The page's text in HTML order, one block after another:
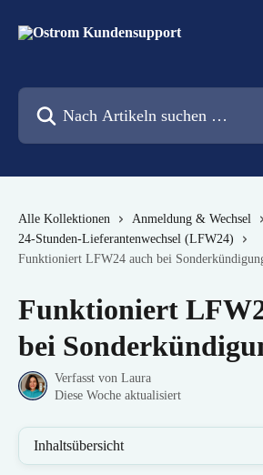
Alle Kollektionen
Anmeldung & Wechsel
24-Stunden-Lieferantenwechsel (LFW24)
Funktioniert LFW24 auch bei
Funktioniert
bei
Verfasst von Laura
Diese Woche aktualisiert
Inhaltsübersicht